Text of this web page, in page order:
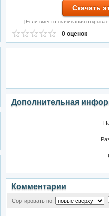
Скачать
[Если вместо скачивания
0 оценок
Дополнительная
Комментарии
Сортировать по: